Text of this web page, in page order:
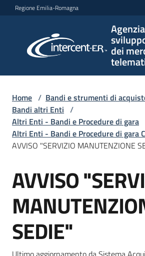
Vai al contenuto
Vai alla navigazione
Vai al footer
Regione Emilia-Romagna
dei
per lo
sviluppo
telematici
L'Agenzia
Bandi
strumenti
acquisto
Home / Bandi e strumenti di
Bandi altri Enti /
Altri Enti - Bandi e Procedure di gara
Altri Enti - Bandi e Procedure di gara
AVVISO "SERVIZIO MANUTENZIONE
Salta al contenuto
AVVISO
SEDIE"